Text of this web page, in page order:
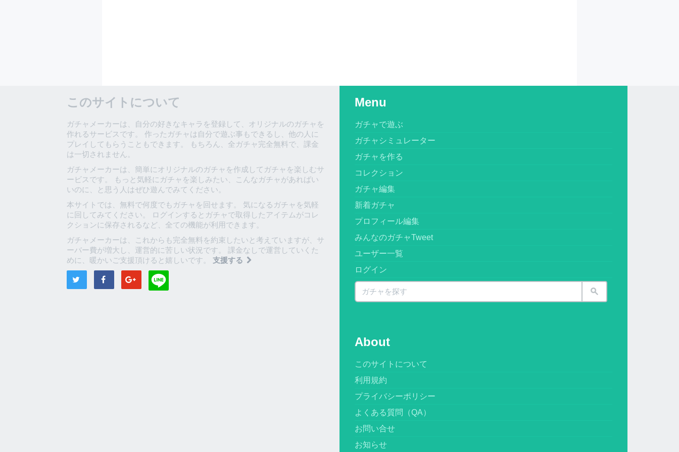
このサイトについて
ガチャメーカーは、自分の好きなキャラを登録して、オリジナルのガチャを
作れるサービスです。 作ったガチャは自分で遊ぶ事もできるし、他の人に
プレイしてもらうこともできます。 もちろん、全ガチャ完全無料で、課金
は一切されません。
ガチャメーカーは、簡単にオリジナルのガチャを作成してガチャを楽しむサ
ービスです。 もっと気軽にガチャを楽しみたい、こんなガチャがあればい
いのに、と思う人はぜひ遊んでみてください。
本サイトでは、無料で何度でもガチャを回せます。 気になるガチャを気軽
に回してみてください。 ログインするとガチャで取得したアイテムがコレ
クションに保存されるなど、全ての機能が利用できます。
ガチャメーカーは、これからも完全無料を約束したいと考えていますが、サ
ーバー費が増大し、運営的に苦しい状況です。 課金なしで運営していくた
めに、暖かいご支援頂けると嬉しいです。 支援する
Menu
ガチャで遊ぶ
ガチャシミュレーター
ガチャを作る
コレクション
ガチャ編集
新着ガチャ
プロフィール編集
みんなのガチャTweet
ユーザー一覧
ログイン
About
このサイトについて
利用規約
プライバシーポリシー
よくある質問（QA）
お問い合せ
お知らせ